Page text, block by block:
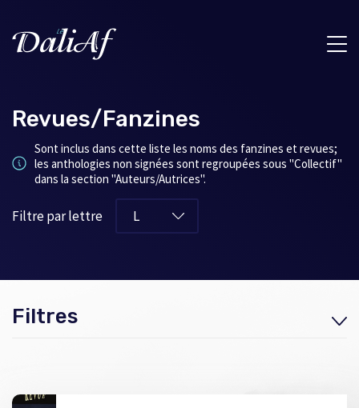
Revues/Fanzines
Sont inclus dans cette liste les noms des fanzines et revues;
les anthologies non signées sont regroupées sous "Collectif"
dans la section "Auteurs/Autrices".
Filtre par lettre
Filtres